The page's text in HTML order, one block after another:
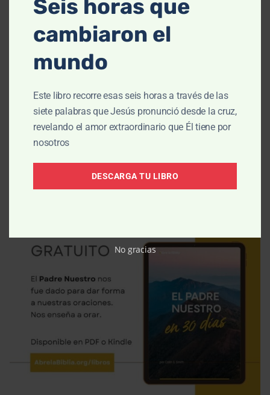
Enseñanza:La voluntad de Dios (escucha abajo)
Parte 2
Seis horas que
cambiaron el
mundo
Este libro recorre esas seis horas a través de las
siete palabras que Jesús pronunció desde la cruz,
revelando el amor extraordinario que Él tiene por
nosotros
DESCARGA TU LIBRO
No gracias